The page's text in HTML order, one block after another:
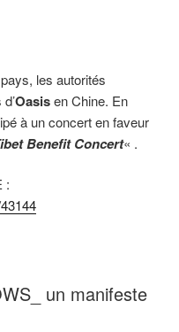
les autorités
Oasisen Chine. En
à un concert en faveur
Benefit Concert« .
:
un manifeste